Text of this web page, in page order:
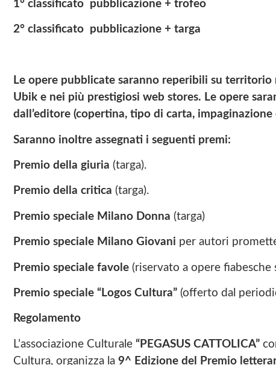
1° classificato pubblicazione + trofeo
2° classificato pubblicazione + targa
Le opere pubblicate saranno reperibili su
Ubik e nei più prestigiosi web stores. Le opere
dall’editore (copertina, tipo di carta,
Saranno inoltre assegnati i seguenti premi:
Premio della giuria (targa).
Premio della critica (targa).
Premio speciale Milano Donna (targa)
Premio speciale Milano Giovani per autori
Premio speciale favole (riservato a opere
Premio speciale “Logos Cultura” (offerto dal
Regolamento
L’associazione Culturale “PEGASUS CATTOLICA”
Cultura, organizza la 9^ Edizione del Premio